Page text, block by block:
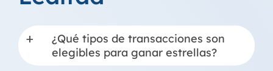
a
¿Qué tipos de transacciones son
elegibles para ganar estrellas?